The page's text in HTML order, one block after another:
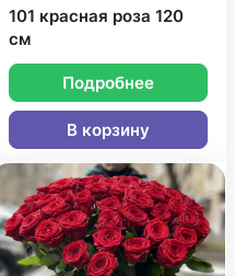
101 красная роза 120
см
Подробнее
В корзину